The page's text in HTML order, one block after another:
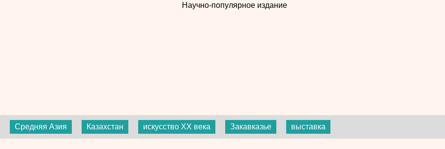
Научно-популярное издание
Средняя Азия Казахстан искусство XX века Закавказье выставка